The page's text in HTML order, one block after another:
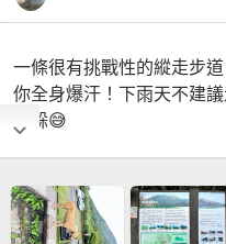
一條很有挑戰性的縱走步
你全身爆汗！下雨天不建
方躲😅